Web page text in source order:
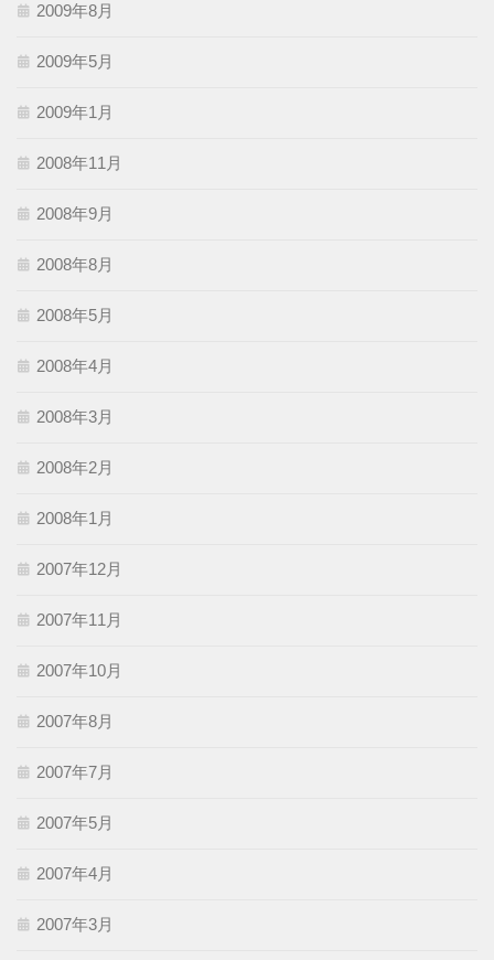
2009年8月
2009年5月
2009年1月
2008年11月
2008年9月
2008年8月
2008年5月
2008年4月
2008年3月
2008年2月
2008年1月
2007年12月
2007年11月
2007年10月
2007年8月
2007年7月
2007年5月
2007年4月
2007年3月